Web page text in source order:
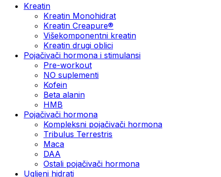
Kreatin
Kreatin Monohidrat
Kreatin Creapure®
Višekomponentni kreatin
Kreatin drugi oblici
Pojačivači hormona i stimulansi
Pre-workout
NO suplementi
Kofein
Beta alanin
HMB
Pojačivači hormona
Kompleksni pojačivači hormona
Tribulus Terrestris
Maca
DAA
Ostali pojačivači hormona
Ugljeni hidrati